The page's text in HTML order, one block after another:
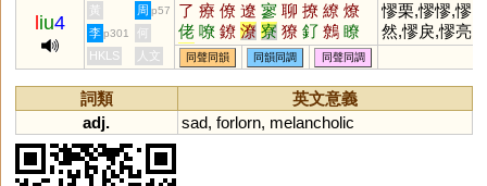
iu4
黃 周 p57 了 療 僚 遼 寥 聊 撩 繚 燎
佬 嘹 鐐 潦 寮 獠 釕 鷯 瞭
尞 膋 嶚 嫽 敹 橑 膫 簝 蟟
豂 飂 飉 屪 憭 顟 窷 镽 嵺
翏 漻
憀栗,憀憀,憀
然,憀戾,憀亮
李 p301
何
HKLS
人文 同聲同韻 同韻同調 同聲同調
詞類
英文意義
adj.
sad, forlorn, melancholic